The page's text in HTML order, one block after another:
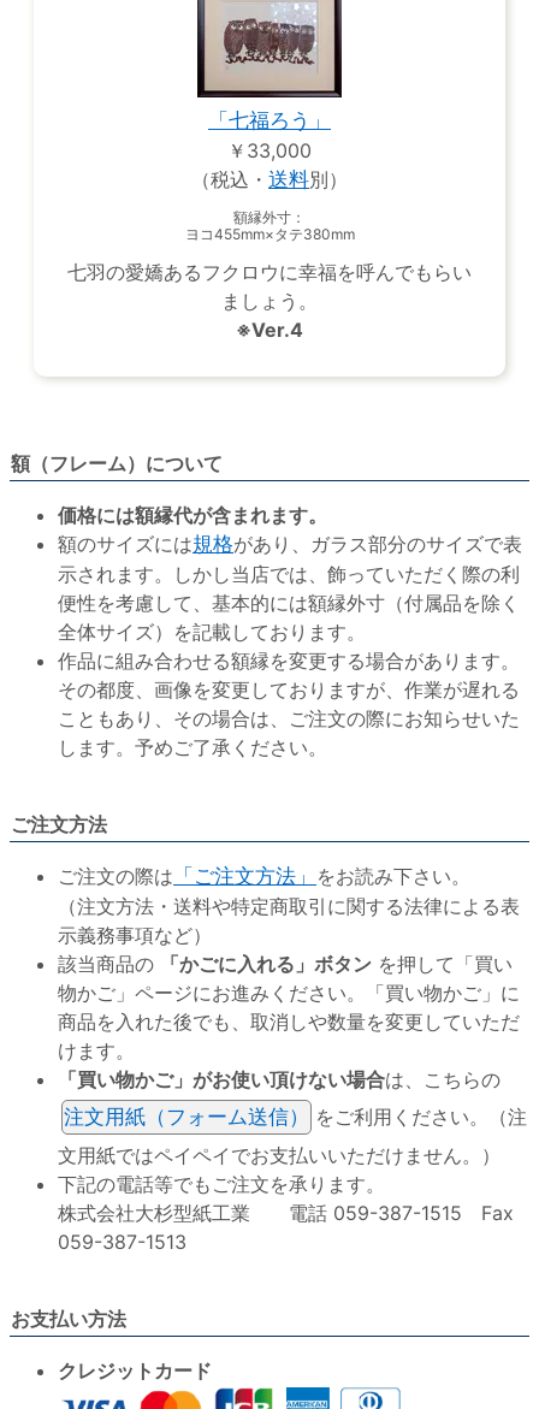
「七福ろう」
￥33,000
（税込・ 送料別）
額縁外寸：
ヨコ455mm×タテ380mm
七羽の愛嬌あるフクロウに幸福を呼んでもらい
ましょう。
※Ver.4
額（フレーム）について
価格には額縁代が含まれます。
額のサイズには規格があり、ガラス部分のサイズで表
示されます。しかし当店では、飾っていただく際の利
便性を考慮して、基本的には額縁外寸（付属品を除く
全体サイズ）を記載しております。
作品に組み合わせる額縁を変更する場合があります。
その都度、画像を変更しておりますが、作業が遅れる
こともあり、その場合は、ご注文の際にお知らせいた
します。予めご了承ください。
ご注文方法
ご注文の際は 「ご注文方法」 をお読み下さい。
（注文方法・送料や特定商取引に関する法律による表
示義務事項など）
該当商品の
「かごに入れる」ボタン を押して「買い
物かご」ページにお進みください。「買い物かご」に
商品を入れた後でも、取消しや数量を変更していただ
けます。
「買い物かご」がお使い頂けない場合は、こちらの
注文用紙（フォーム送信）
をご利用ください。（注
文用紙ではペイペイでお支払いいただけません。）
下記の電話等でもご注文を承ります。
株式会社大杉型紙工業 電話 059-387-1515 Fax
059-387-1513
お支払い方法
クレジットカード